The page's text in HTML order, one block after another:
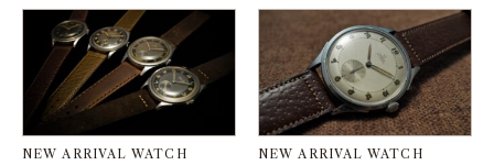
NEW ARRIVAL WATCH NEW ARRIVAL WATCH